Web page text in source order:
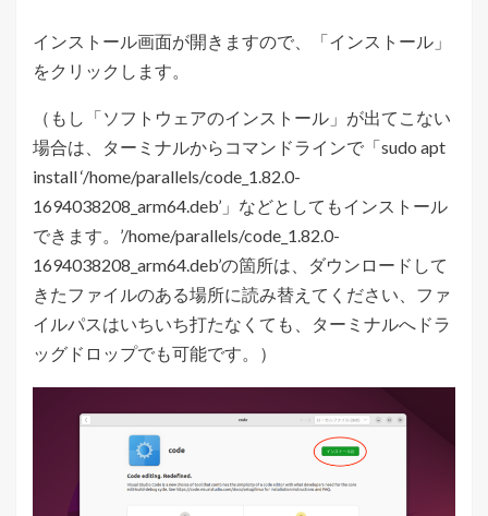
インストール画面が開きますので、「インストール」
をクリックします。
（もし「ソフトウェアのインストール」が出てこない
場合は、ターミナルからコマンドラインで「sudo apt
install ‘/home/parallels/code_1.82.0-
1694038208_arm64.deb’」などとしてもインストール
できます。’/home/parallels/code_1.82.0-
1694038208_arm64.deb’の箇所は、ダウンロードして
きたファイルのある場所に読み替えてください、ファ
イルパスはいちいち打たなくても、ターミナルへドラ
ッグドロップでも可能です。）